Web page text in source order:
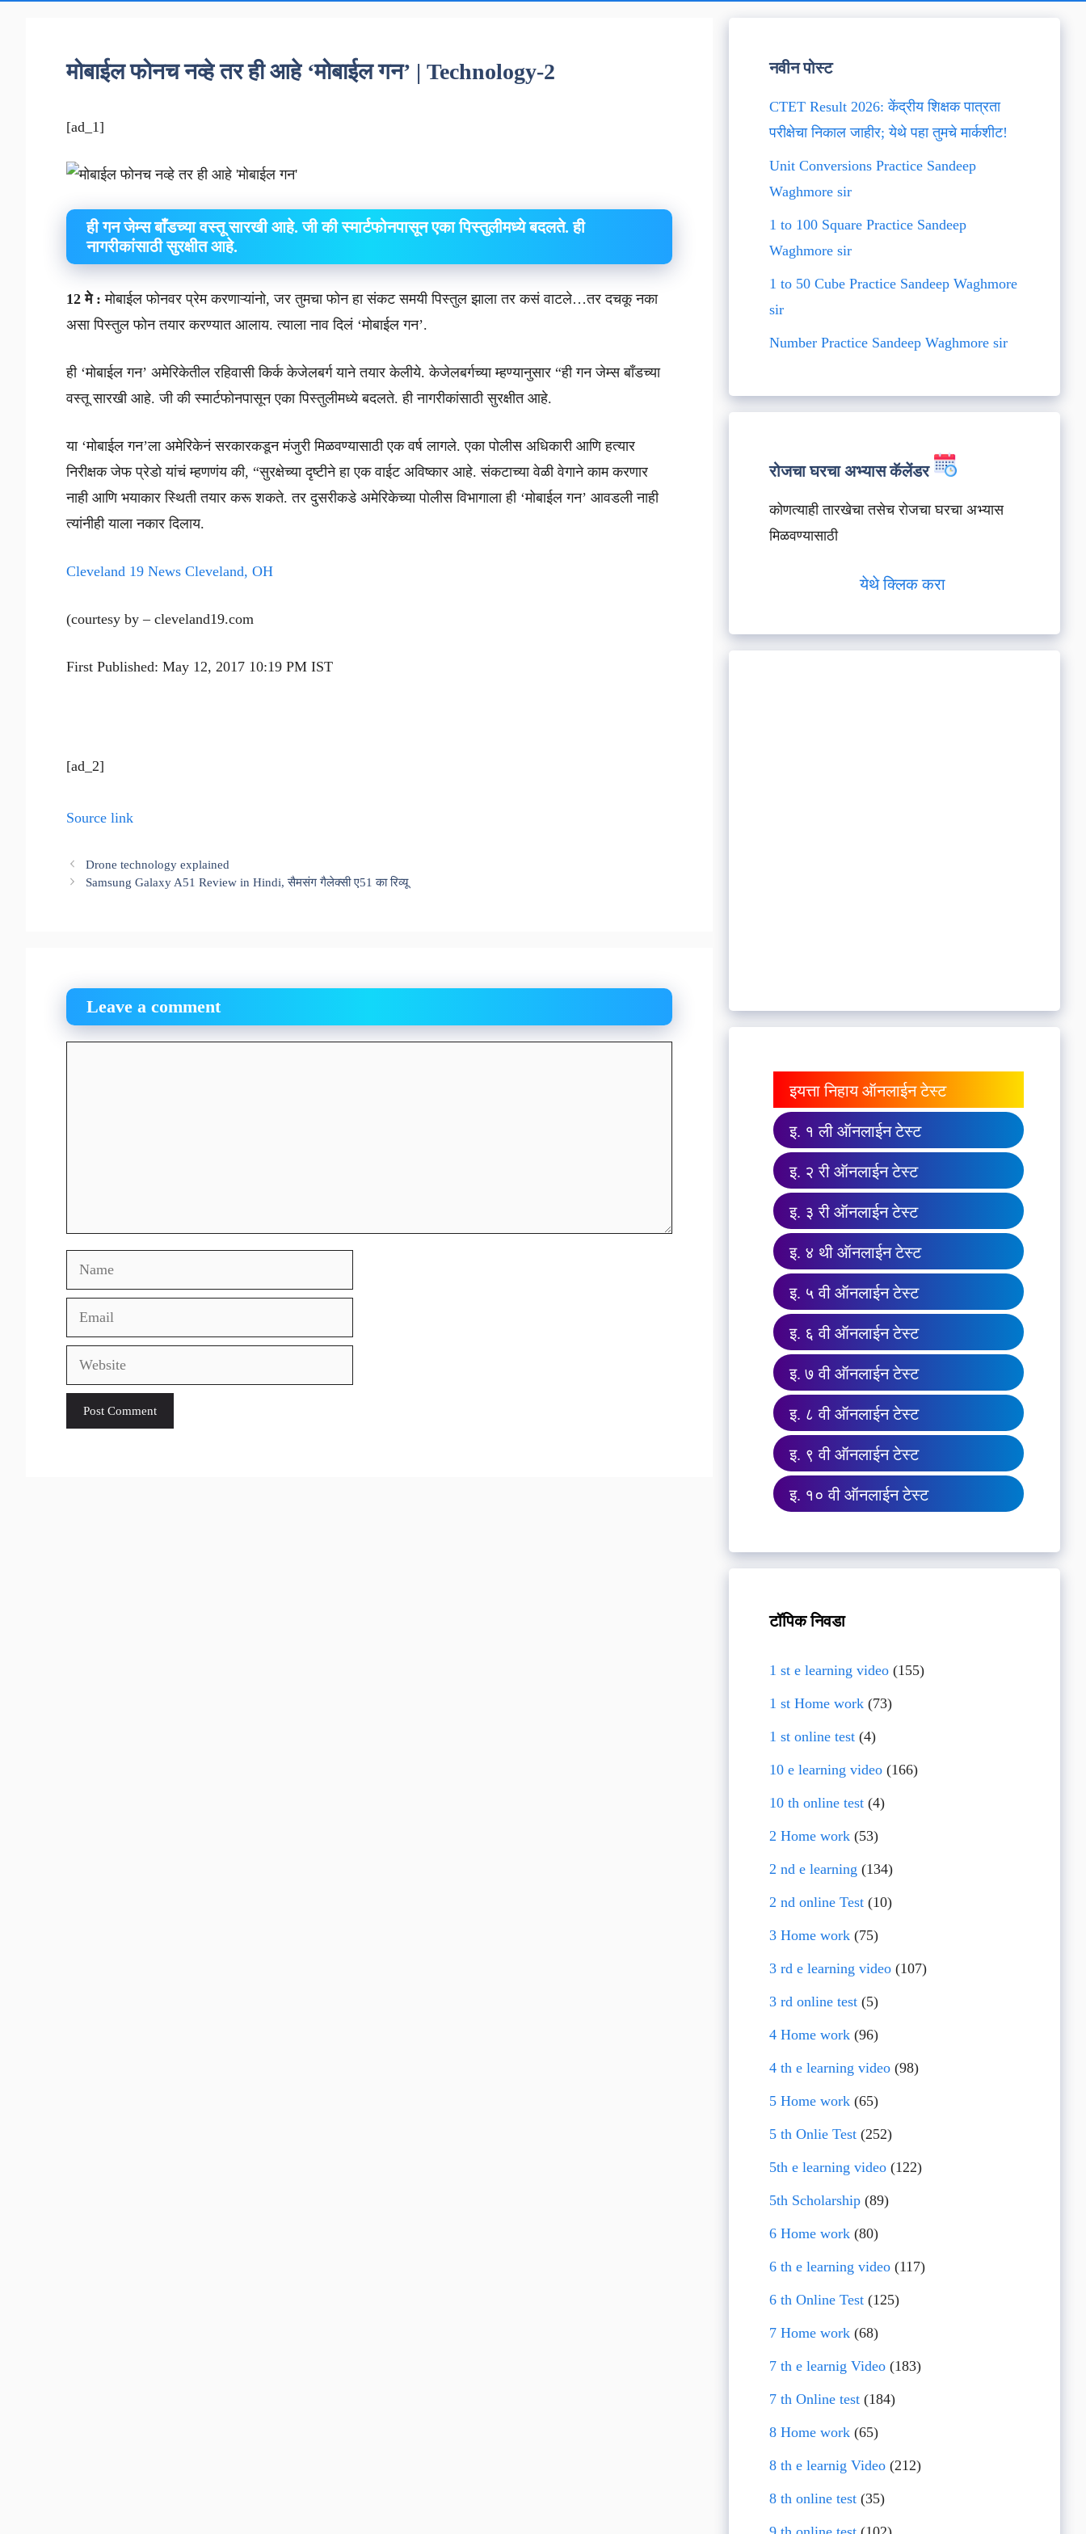
मोबाईल फोनच नव्हे तर ही आहे ‘मोबाईल गन’ | Technology-2
[ad_1]
ही गन जेम्स बाँडच्या वस्तू सारखी आहे. जी की स्मार्टफोनपासून एका पिस्तुलीमध्ये बदलते. ही
नागरीकांसाठी सुरक्षीत आहे.
12 मे : मोबाईल फोनवर प्रेम करणाऱ्यांनो, जर तुमचा फोन हा संकट समयी पिस्तुल झाला तर कसं वाटले…तर दचकू नका
असा पिस्तुल फोन तयार करण्यात आलाय. त्याला नाव दिलं ‘मोबाईल गन’.
ही ‘मोबाईल गन’ अमेरिकेतील रहिवासी किर्क केजेलबर्ग याने तयार केलीये. केजेलबर्गच्या म्हण्यानुसार “ही गन जेम्स बाँडच्या
वस्तू सारखी आहे. जी की स्मार्टफोनपासून एका पिस्तुलीमध्ये बदलते. ही नागरीकांसाठी सुरक्षीत आहे.
या ‘मोबाईल गन’ला अमेरिकेनं सरकारकडून मंजुरी मिळवण्यासाठी एक वर्ष लागले. एका पोलीस अधिकारी आणि हत्यार
निरीक्षक जेफ प्रेडो यांचं म्हणणंय की, “सुरक्षेच्या दृष्टीने हा एक वाईट अविष्कार आहे. संकटाच्या वेळी वेगाने काम करणार
नाही आणि भयाकार स्थिती तयार करू शकते. तर दुसरीकडे अमेरिकेच्या पोलीस विभागाला ही ‘मोबाईल गन’ आवडली नाही
त्यांनीही याला नकार दिलाय.
Cleveland 19 News Cleveland, OH
(courtesy by – cleveland19.com
First Published: May 12, 2017 10:19 PM IST
[ad_2]
Source link
Drone technology explained
Samsung Galaxy A51 Review in Hindi, सैमसंग गैलेक्सी ए51 का रिव्यू
Leave a comment
Name
Email
Website
नवीन पोस्ट
CTET Result 2026: केंद्रीय शिक्षक पात्रता
परीक्षेचा निकाल जाहीर; येथे पहा तुमचे मार्कशीट!
Unit Conversions Practice Sandeep
Waghmore sir
1 to 100 Square Practice Sandeep
Waghmore sir
1 to 50 Cube Practice Sandeep Waghmore
sir
Number Practice Sandeep Waghmore sir
रोजचा घरचा अभ्यास कॅलेंडर
कोणत्याही तारखेचा तसेच रोजचा घरचा अभ्यास
मिळवण्यासाठी
येथे क्लिक करा
इयत्ता निहाय ऑनलाईन टेस्ट
इ. १ ली ऑनलाईन टेस्ट
इ. २ री ऑनलाईन टेस्ट
इ. ३ री ऑनलाईन टेस्ट
इ. ४ थी ऑनलाईन टेस्ट
इ. ५ वी ऑनलाईन टेस्ट
इ. ६ वी ऑनलाईन टेस्ट
इ. ७ वी ऑनलाईन टेस्ट
इ. ८ वी ऑनलाईन टेस्ट
इ. ९ वी ऑनलाईन टेस्ट
इ. १० वी ऑनलाईन टेस्ट
टॉपिक निवडा
1 st e learning video(155)
1 st Home work(73)
1 st online test(4)
10 e learning video(166)
10 th online test(4)
2 Home work(53)
2 nd e learning (134)
2 nd online Test(10)
3 Home work(75)
3 rd e learning video(107)
3 rd online test(5)
4 Home work(96)
4 th e learning video(98)
5 Home work(65)
5 th Onlie Test(252)
5th e learning video(122)
5th Scholarship(89)
6 Home work(80)
6 th e learning video(117)
6 th Online Test(125)
7 Home work(68)
7 th e learnig Video(183)
7 th Online test(184)
8 Home work(65)
8 th e learnig Video(212)
8 th online test(35)